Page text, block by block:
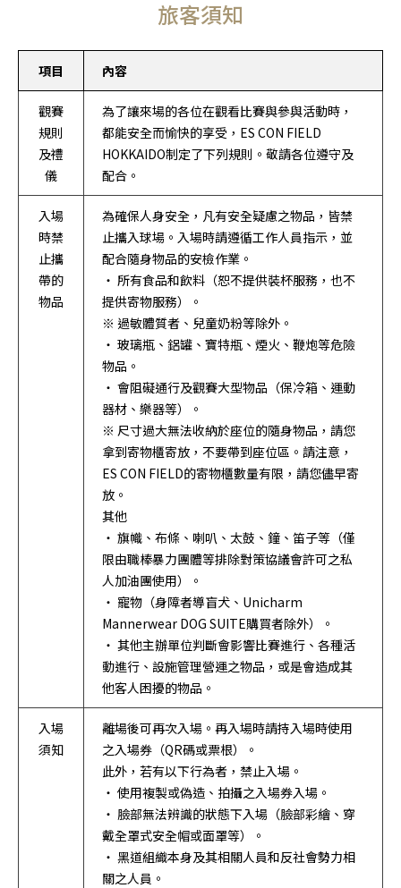
旅客須知
項目 內容
觀賽
規則
及禮
儀
為了讓來場的各位在觀看比賽與參與活動時，
都能安全而愉快的享受，ES CON FIELD
HOKKAIDO制定了下列規則。敬請各位遵守及
配合。
入場
時禁
止攜
帶的
物品
為確保人身安全，凡有安全疑慮之物品，皆禁
止攜入球場。入場時請遵循工作人員指示，並
配合隨身物品的安檢作業。
・ 所有食品和飲料（恕不提供裝杯服務，也不
提供寄物服務）。
※ 過敏體質者、兒童奶粉等除外。
・ 玻璃瓶、鋁罐、寶特瓶、煙火、鞭炮等危險
物品。
・ 會阻礙通行及觀賽大型物品（保冷箱、運動
器材、樂器等）。
※ 尺寸過大無法收納於座位的隨身物品，請您
拿到寄物櫃寄放，不要帶到座位區。請注意，
ES CON FIELD的寄物櫃數量有限，請您儘早寄
放。
其他
・ 旗幟、布條、喇叭、太鼓、鐘、笛子等（僅
限由職棒暴力團體等排除對策協議會許可之私
人加油團使用）。
・ 寵物（身障者導盲犬、Unicharm
Mannerwear DOG SUITE購買者除外）。
・ 其他主辦單位判斷會影響比賽進行、各種活
動進行、設施管理營運之物品，或是會造成其
他客人困擾的物品。
入場
須知
離場後可再次入場。再入場時請持入場時使用
之入場券（QR碼或票根）。
此外，若有以下行為者，禁止入場。
・ 使用複製或偽造、拍攝之入場券入場。
・ 臉部無法辨識的狀態下入場（臉部彩繪、穿
戴全罩式安全帽或面罩等）。
・ 黑道組織本身及其相關人員和反社會勢力相
關之人員。